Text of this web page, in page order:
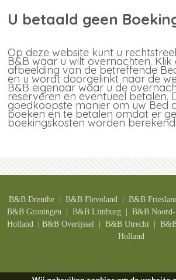
U betaald geen
Op deze website kunt u
B&B waar u wilt overnachten. Klik
afbeelding van de betreffende
en u wordt doorgelinkt naar de
B&B eigenaar waar u de
reserveren en eventueel betalen.
goedkoopste manier om uw Bed
boeken en te betalen omdat er
boekingskosten worden berekend.
B&B Drenthe| B&B Flevoland | B&B F
B&B Groningen | B&B Limburg | B&B N
Holland | B&B Overijssel | B&B Utrecht |
Holland